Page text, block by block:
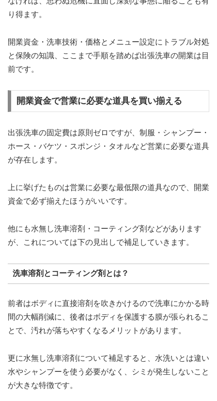
り得ます。
開業資金・洗車技術・価格とメニュー設定にトラブル対処
と保険の知識、ここまで手順を踏めば出張洗車の開業は目
前です。
開業資金で営業に必要な道具を買い揃える
出張洗車の固定費は原則ゼロですが、制服・シャンプー・
ホース・バケツ・スポンジ・タオルなど営業に必要な道具
が存在します。
上に挙げたものは営業に必要な最低限の道具なので、開業
資金で必ず揃えたほうがいいです。
他にも水無し洗車溶剤・コーティング剤などがあります
が、これについては下の見出しで補足していきます。
洗車溶剤とコーティング剤とは？
前者はボディに直接溶剤を吹きかけるので洗車にかかる時
間の大幅削減に、後者はボディを保護する膜が張られるこ
とで、汚れが落ちやすくなるメリットがあります。
更に水無し洗車溶剤について補足すると、水洗いとは違い
水やシャンプーを使う必要がなく、シミが発生しないこと
が大きな特徴です。